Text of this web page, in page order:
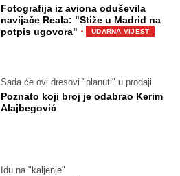
Fotografija iz aviona oduševila
navijače Reala: "Stiže u Madrid na
potpis ugovora" · UDARNA VIJEST
Sada će ovi dresovi "planuti" u prodaji
Poznato koji broj je odabrao Kerim
Alajbegović
Idu na "kaljenje"